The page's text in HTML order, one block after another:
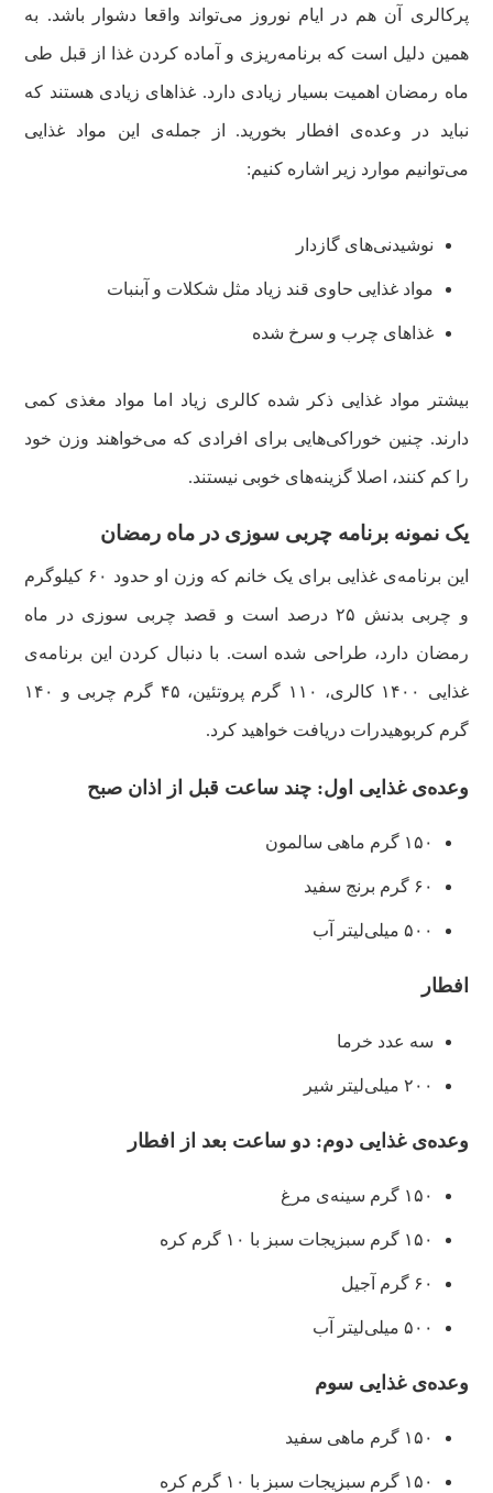
پرکالری آن هم در ایام نوروز می‌تواند واقعا دشوار باشد. به
همین دلیل است که برنامه‌ریزی و آماده کردن غذا از قبل طی
ماه رمضان اهمیت بسیار زیادی دارد. غذاهای زیادی هستند که
نباید در وعده‌ی افطار بخورید. از جمله‌ی این مواد غذایی
می‌توانیم موارد زیر اشاره کنیم:
نوشیدنی‌های گازدار
مواد غذایی حاوی قند زیاد مثل شکلات و آبنبات
غذاهای چرب و سرخ شده
بیشتر مواد غذایی ذکر شده کالری زیاد اما مواد مغذی کمی
دارند. چنین خوراکی‌هایی برای افرادی که می‌خواهند وزن خود
را کم کنند، اصلا گزینه‌های خوبی نیستند.
یک نمونه برنامه‌ چربی سوزی در ماه رمضان
این برنامه‌ی غذایی برای یک خانم که وزن او حدود ۶۰ کیلوگرم
و چربی بدنش ۲۵ درصد است و قصد چربی سوزی در ماه
رمضان دارد، طراحی شده است. با دنبال کردن این برنامه‌ی
غذایی ۱۴۰۰ کالری، ۱۱۰ گرم پروتئین، ۴۵ گرم چربی و ۱۴۰
گرم کربوهیدرات دریافت خواهید کرد.
وعده‌ی غذایی اول: چند ساعت قبل از اذان صبح
۱۵۰ گرم ماهی سالمون
۶۰ گرم برنج سفید
۵۰۰ میلی‌لیتر آب
افطار
سه عدد خرما
۲۰۰ میلی‌لیتر شیر
وعده‌ی غذایی دوم: دو ساعت بعد از افطار
۱۵۰ گرم سینه‌ی مرغ
۱۵۰ گرم سبزیجات سبز با ۱۰ گرم کره
۶۰ گرم آجیل
۵۰۰ میلی‌لیتر آب
وعده‌ی غذایی سوم
۱۵۰ گرم ماهی سفید
۱۵۰ گرم سبزیجات سبز با ۱۰ گرم کره